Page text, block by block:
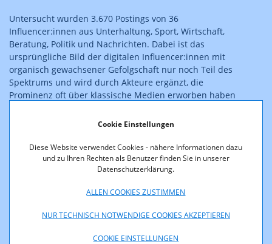
Cookie Einstellungen
Diese Website verwendet Cookies - nähere Informationen dazu
und zu Ihren Rechten als Benutzer finden Sie in unserer
Datenschutzerklärung.
ALLEN COOKIES ZUSTIMMEN
NUR TECHNISCH NOTWENDIGE COOKIES AKZEPTIEREN
COOKIE EINSTELLUNGEN
Untersucht wurden 3.670 Postings von 36
Influencer:innen aus Unterhaltung, Sport, Wirtschaft,
Beratung, Politik und Nachrichten. Dabei ist das
ursprüngliche Bild der digitalen Influencer:innen mit
organisch gewachsener Gefolgschaft nur noch Teil des
Spektrums und wird durch Akteure ergänzt, die
Prominenz oft über klassische Medien erworben haben
nutzen. Die in einem Zeitraum von zwei Wochen im
plattformübergreifend erhoben und in einem
mehrstufigen Verfahren nach formalen, inhaltlichen und
werblichen Gesichtspunkten quantitativ und qualitativ
zunehmend unübersichtliche österreichische Influencer-
Landschaft und legt eine Typologie dazu vor, wie auf